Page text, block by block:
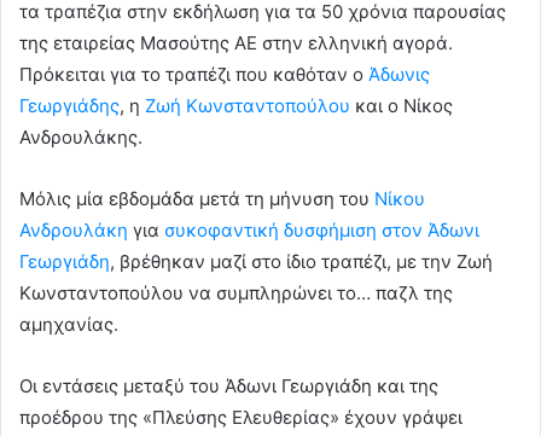
τα τραπέζια στην εκδήλωση για τα 50 χρόνια παρουσίας
της εταιρείας Μασούτης ΑΕ στην ελληνική αγορά.
Πρόκειται για το τραπέζι που καθόταν ο Άδωνις
Γεωργιάδης, η Ζωή Κωνσταντοπούλου και ο Νίκος
Ανδρουλάκης.
Μόλις μία εβδομάδα μετά τη μήνυση του Νίκου
Ανδρουλάκη για συκοφαντική δυσφήμιση στον Άδωνι
Γεωργιάδη, βρέθηκαν μαζί στο ίδιο τραπέζι, με την Ζωή
Κωνσταντοπούλου να συμπληρώνει το… παζλ της
αμηχανίας.
Οι εντάσεις μεταξύ του Άδωνι Γεωργιάδη και της
προέδρου της «Πλεύσης Ελευθερίας» έχουν γράψει